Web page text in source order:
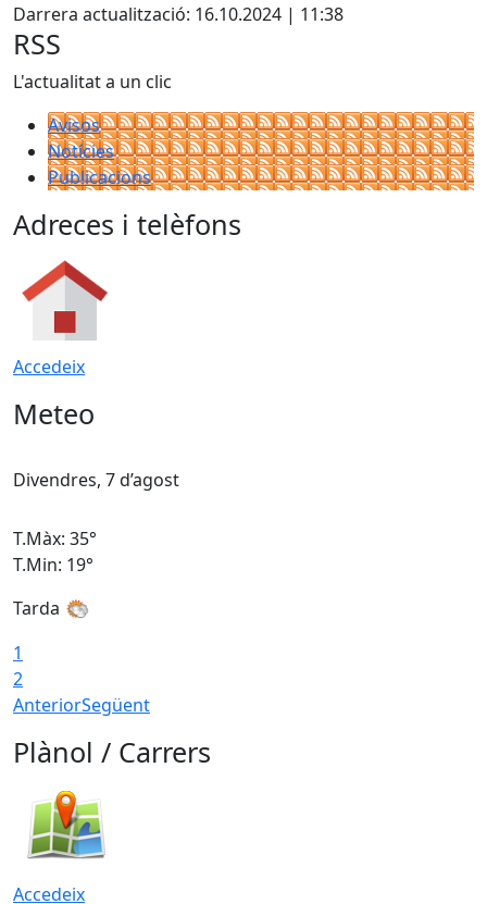
Darrera actualització: 16.10.2024 | 11:38
RSS
L'actualitat a un clic
Avisos
Notícies
Publicacions
Adreces i telèfons
Accedeix
Meteo
Divendres, 7 d’agost
T.Màx: 35°
T.Min: 19°
Tarda
1
2
AnteriorSegüent
Plànol / Carrers
Accedeix